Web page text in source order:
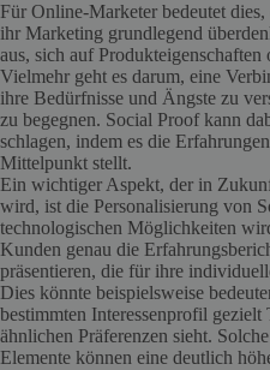
Für Online-Marketer bedeutet
ihr Marketing grundlegend
aus, sich auf
Vielmehr geht es darum, eine
ihre Bedürfnisse und Ängste zu
zu begegnen. Social Proof kann
schlagen, indem es die
Mittelpunkt stellt.
Ein wichtiger Aspekt, der in
wird, ist die Personalisierung von
technologischen Möglichkeiten
Kunden genau die
präsentieren, die für ihre
Dies könnte beispielsweise
bestimmten Interessenprofil
ähnlichen Präferenzen sieht.
Elemente können eine deutlich